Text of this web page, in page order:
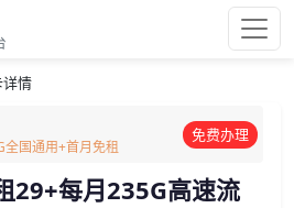
情
国通用+首月免租
免费办理
29+每月235G高速流